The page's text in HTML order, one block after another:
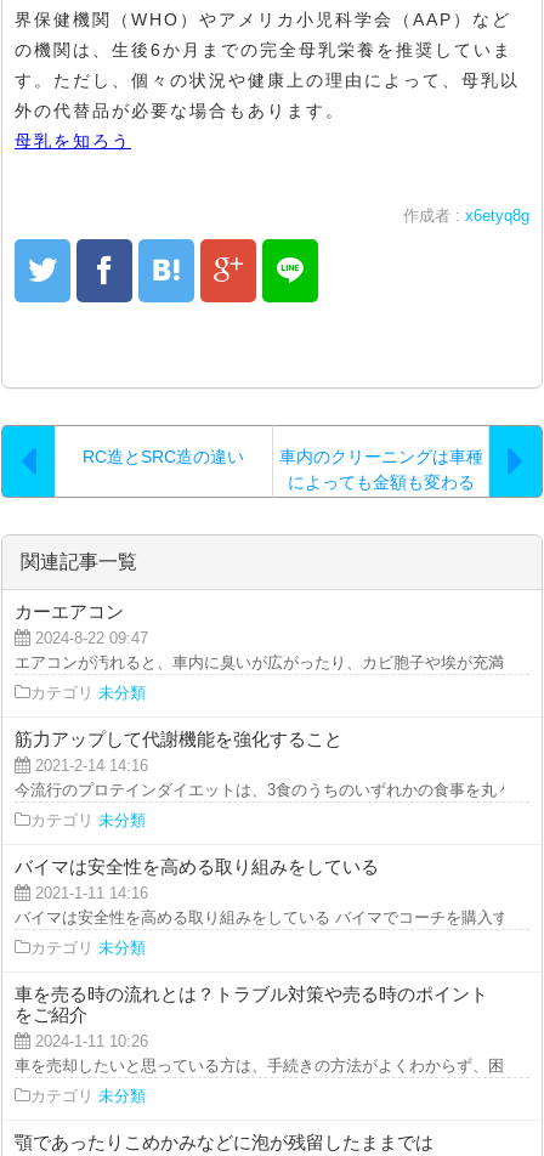
界保健機関（WHO）やアメリカ小児科学会（AAP）など
の機関は、生後6か月までの完全母乳栄養を推奨していま
す。ただし、個々の状況や健康上の理由によって、母乳以
外の代替品が必要な場合もあります。
母乳を知ろう
作成者 : x6etyq8g
RC造とSRC造の違い
車内のクリーニングは車種
によっても金額も変わる
関連記事一覧
カーエアコン
2024-8-22 09:47
エアコンが汚れると、車内に臭いが広がったり、カビ胞子や埃が充満して
カテゴリ 未分類
筋力アップして代謝機能を強化すること
2021-2-14 14:16
今流行のプロテインダイエットは、3食のうちのいずれかの食事を丸々プ
カテゴリ 未分類
バイマは安全性を高める取り組みをしている
2021-1-11 14:16
バイマは安全性を高める取り組みをしている バイマでコーチを購入する
カテゴリ 未分類
車を売る時の流れとは？トラブル対策や売る時のポイント
をご紹介
2024-1-11 10:26
車を売却したいと思っている方は、手続きの方法がよくわからず、困って
カテゴリ 未分類
顎であったりこめかみなどに泡が残留したままでは